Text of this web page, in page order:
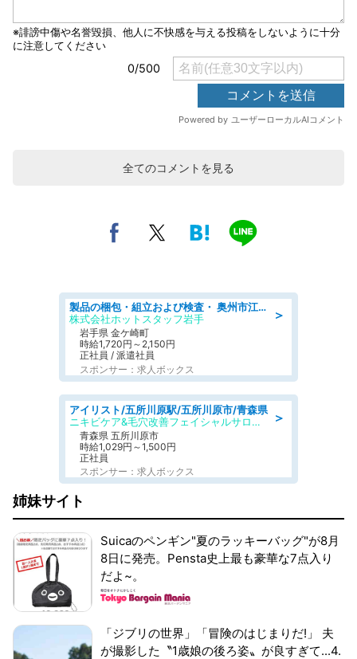
全てのコメントを見る
＞
製品の梱包・組立および検査・ 奥州市江刺/大手企業で長期安定 梱包・検査・組立/半年経過毎に5万円の報奨金有
株式会社ホットスタッフ岩手
岩手県 金ケ崎町
時給1,720円～2,150円
正社員 / 派遣社員
スポンサー：求人ボックス
＞
アイリスト/五所川原駅/五所川原市/青森県
ニキビケア&毛穴改善フェイシャルサロン BELDAD
青森県 五所川原市
時給1,029円～1,500円
正社員
スポンサー：求人ボックス
姉妹サイト
Suicaのペンギン"夏のラッキーバッグ"が8月
8日に発売。Pensta史上最も豪華な7点入り
だよ~。
「ジブリの世界」「冒険のはじまりだ!」 夫
が撮影した〝1歳娘の後ろ姿〟が良すぎて...4.